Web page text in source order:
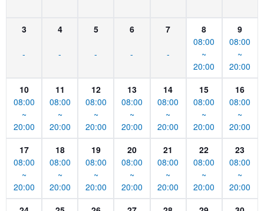
3
-
4
-
5
-
6
-
7
-
8
08:00
~
20:00
9
08:00
~
20:00
10
08:00
~
20:00
11
08:00
~
20:00
12
08:00
~
20:00
13
08:00
~
20:00
14
08:00
~
20:00
15
08:00
~
20:00
16
08:00
~
20:00
17
08:00
~
20:00
18
08:00
~
20:00
19
08:00
~
20:00
20
08:00
~
20:00
21
08:00
~
20:00
22
08:00
~
20:00
23
08:00
~
20:00